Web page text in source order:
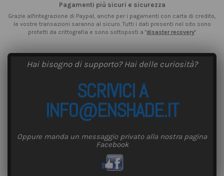
Pagamenti più sicuri e sicurezza
Grazie all'integrazione di Paypal, anche per i pagamenti con carta di credito,
le vostre transazioni saranno al sicuro. Tutti i dati presenti nel sito sono
protetti da crittografia e sono sottoposti a "disaster recovery"
Hai bisogno di supporto? Hai delle curiosità?
SCRIVICI A
INFO@ENSHADE.IT
Oppure manda un messaggio privato alla nostra pagina
Facebook